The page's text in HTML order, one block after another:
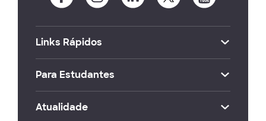
Links Rápidos
Para Estudantes
Atualidade